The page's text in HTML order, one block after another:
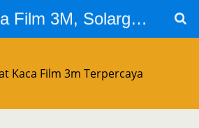
Jual Kaca Film 3M, Solargard, Cutting Sticker Sandblast
Kaca Film 3m Terpercaya